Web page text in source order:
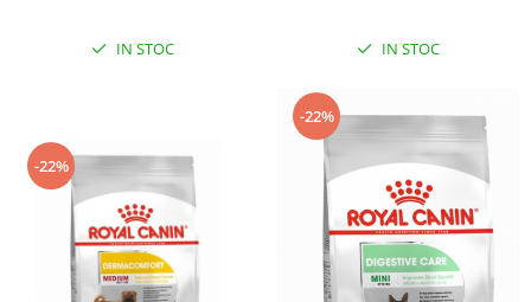
IN STOC IN STOC
-22%
-22%